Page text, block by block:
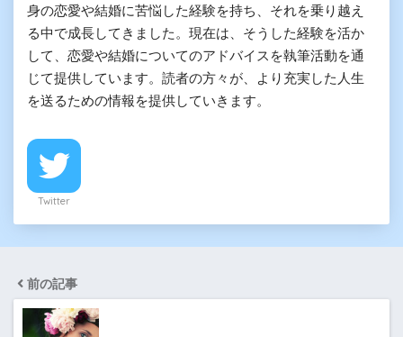
身の恋愛や結婚に苦悩した経験を持ち、それを乗り越え
る中で成長してきました。現在は、そうした経験を活か
して、恋愛や結婚についてのアドバイスを執筆活動を通
じて提供しています。読者の方々が、より充実した人生
を送るための情報を提供していきます。
Twitter
前の記事